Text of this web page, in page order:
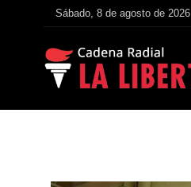
Sábado, 8 de agosto de 2026